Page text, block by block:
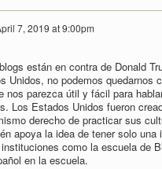
7, 2019 at 9:00pm
están en contra de Donald
Unidos, no podemos quedarnos
nos parezca útil y fácil para
Los Estados Unidos fueron
derecho de practicar sus
apoya la idea de tener solo
como la escuela de
en la escuela.